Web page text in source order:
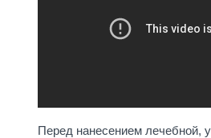
Перед нанесением лечебной,